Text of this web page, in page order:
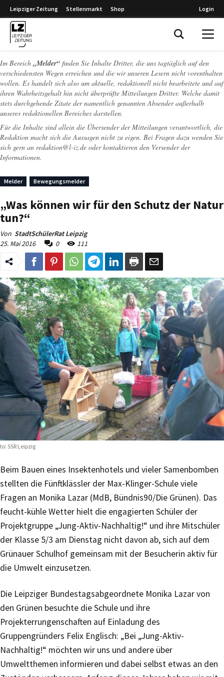
Leipziger Zeitung Stellenmarkt Shop Login
Im Bereich „Melder“ finden Sie Inhalte Dritter, die uns tagtäglich auf den
verschiedensten Wegen erreichen und die wir unseren Lesern nicht vorenthalten
wollen. Es handelt sich also um aktuelle, redaktionell nicht bearbeitete und auf
ihren Wahrheitsgehalt hin nicht überprüfte Mitteilungen Dritter. Welche damit
stets durchgehende Zitate der namentlich genannten Absender außerhalb
unseres redaktionellen Bereiches darstellen.
Für die Inhalte sind allein die Übersender der Mitteilungen verantwortlich, die
Redaktion macht sich die Aussagen nicht zu eigen. Bei Fragen dazu wenden Sie
sich gern an redaktion@l-iz.de oder kontaktieren den Versender der
Informationen.
Melder Bewegungsmelder
„Was können wir für den Schutz der Natur
tun?“
Von StadtSchülerRat Leipzig
25. Mai 2016
0 111
SSR Leipzig
Beim Bauen eines Insektenhotels und vieler Samenbomben
stellten die Fünftklässler der Max-Klinger-Schule viele
Fragen an Monika Lazar (MdB, Bündnis90/Die Grünen). Das
feucht-kühle Wetter hielt die engagierten Schüler der
Projektgruppe „Jung-Aktiv-Nachhaltig!“ und ihre Mitschüler
der Klasse 5/3 am Dienstag nicht davon ab, sich auf dem
Grünauer Schulhof gemeinsam mit der Besucherin aktiv für
die Umwelt einzusetzen.
Die Leipziger Bundestagsabgeordnete Monika Lazar von
den Grünen besuchte die Schule und ihre
Projekterrungenschaften auf Einladung des
Gruppengründers Felix Englisch: „Bei „Jung-Aktiv-
Nachhaltig!“ möchten wir uns und andere über
Umweltthemen informieren und dabei selbst etwas an den